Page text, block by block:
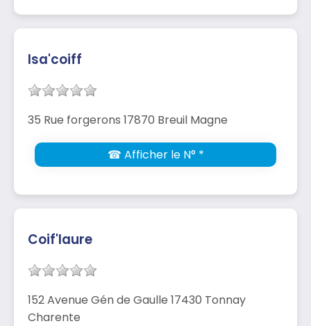
Isa'coiff
35 Rue forgerons 17870 Breuil Magne
☎ Afficher le N° *
Coif'laure
152 Avenue Gén de Gaulle 17430 Tonnay
Charente